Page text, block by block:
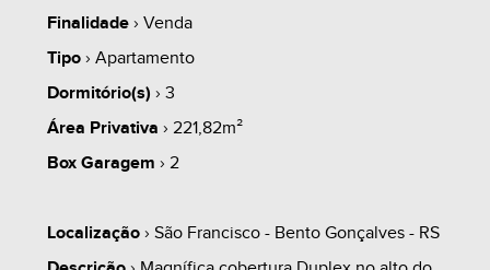
Finalidade› Venda
Tipo› Apartamento
Dormitório(s) › 3
Área Privativa › 221,82m²
Box Garagem › 2
Localização› São Francisco - Bento Gonçalves - RS